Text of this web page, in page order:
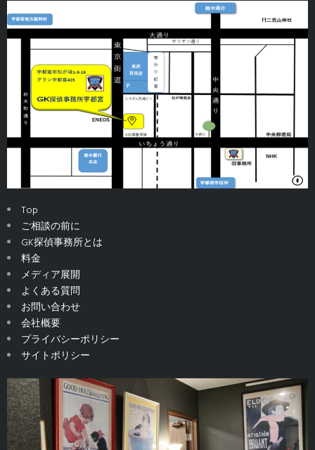
Top
ご相談の前に
GK探偵事務所とは
料金
メディア展開
よくある質問
お問い合わせ
会社概要
プライバシーポリシー
サイトポリシー